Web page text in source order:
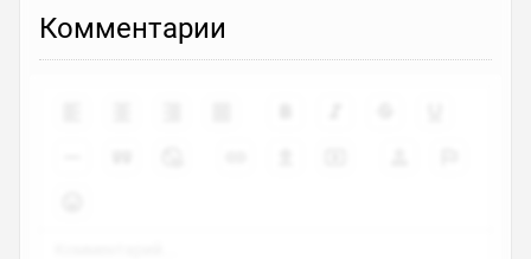
Комментарии